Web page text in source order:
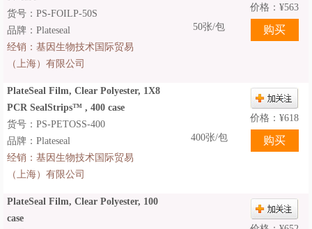
50张/包
价格： ¥563
货号：PS-FOILP-50S
品牌：Plateseal
经销： 基因生物技术国际贸易
（上海）有限公司
PlateSeal Film, Clear Polyester, 1X8
PCR SealStrips™ , 400 case
400张/包
价格： ¥618
货号：PS-PETOSS-400
品牌：Plateseal
经销： 基因生物技术国际贸易
（上海）有限公司
PlateSeal Film, Clear Polyester, 100
case